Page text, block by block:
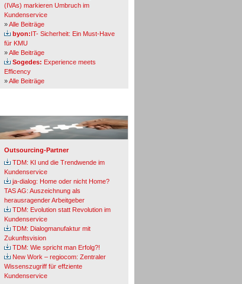
(IVAs) markieren Umbruch im
Kundenservice
»Alle Beiträge
byon:IT- Sicherheit: Ein Must-Have
für KMU
»Alle Beiträge
Sogedes: Experience meets
Efficency
»Alle Beiträge
Outsourcing-Partner
TDM: KI und die Trendwende im
Kundenservice
ja-dialog: Home oder nicht Home?
TAS AG: Auszeichnung als
herausragender Arbeitgeber
TDM: Evolution statt Revolution im
Kundenservice
TDM: Dialogmanufaktur mit
Zukunftsvision
TDM: Wie spricht man Erfolg?!
New Work – regiocom: Zentraler
Wissenszugriff für effziente
Kundenservice